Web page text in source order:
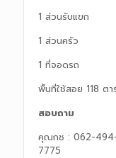
1 ส่วนรับแขก
1 ส่วนครัว
1 ที่จอดรถ
พื้นที่ใช้สอย 118 ตา
สอบถาม
คุณกช : 062-
7775